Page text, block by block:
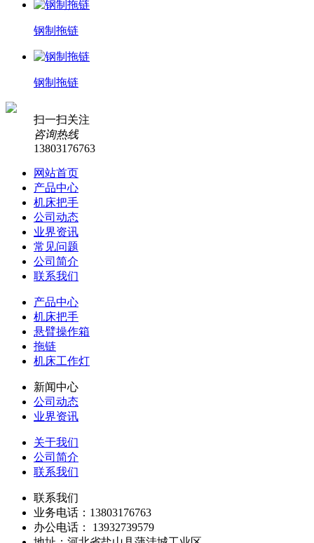
钢制拖链
钢制拖链
扫一扫关注
咨询热线
13803176763
网站首页
产品中心
机床把手
公司动态
业界资讯
常见问题
公司简介
联系我们
产品中心
机床把手
悬臂操作箱
拖链
机床工作灯
新闻中心
公司动态
业界资讯
关于我们
公司简介
联系我们
联系我们
业务电话：13803176763
办公电话： 13932739579